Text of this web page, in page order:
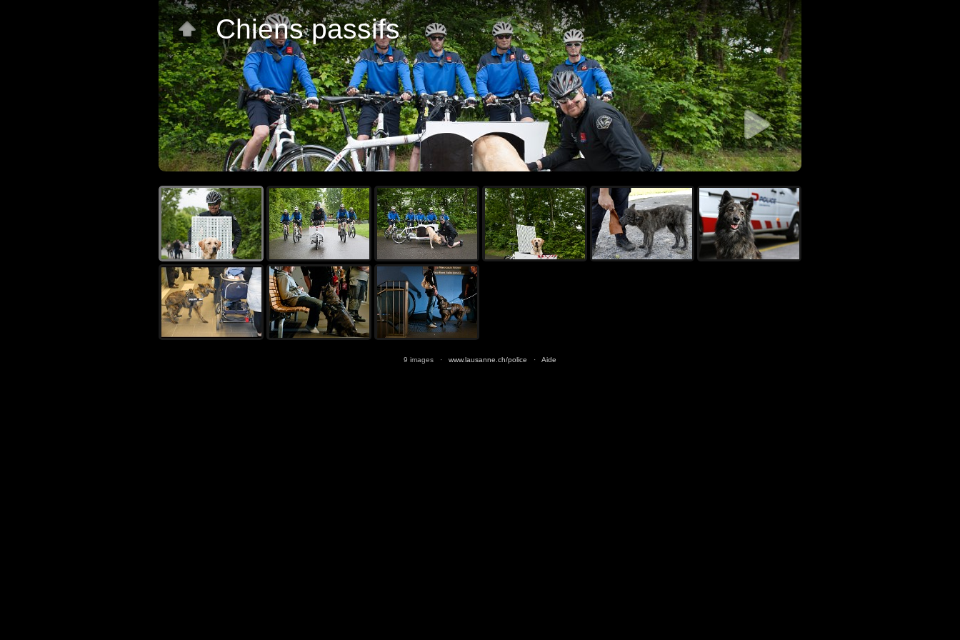
Chiens passifs
Démarrer diaporama
9 images · www.lausanne.ch/police · Aide